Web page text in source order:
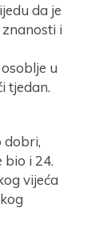
da je
i
u
tjedan.
dobri,
i 24.
vijeća